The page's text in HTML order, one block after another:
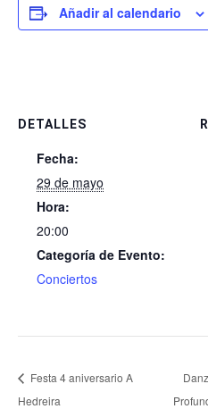
Añadir al calendario
DETALLES
Fecha:
29 de mayo
Hora:
20:00
Categoría de Evento:
Conciertos
Festa 4 aniversario A
Hedreira